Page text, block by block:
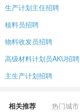
生产计划主任招聘
核料员招聘
物料收发员招聘
高级材料计划员AKU招聘
主生产计划招聘
相关推荐 热门城市